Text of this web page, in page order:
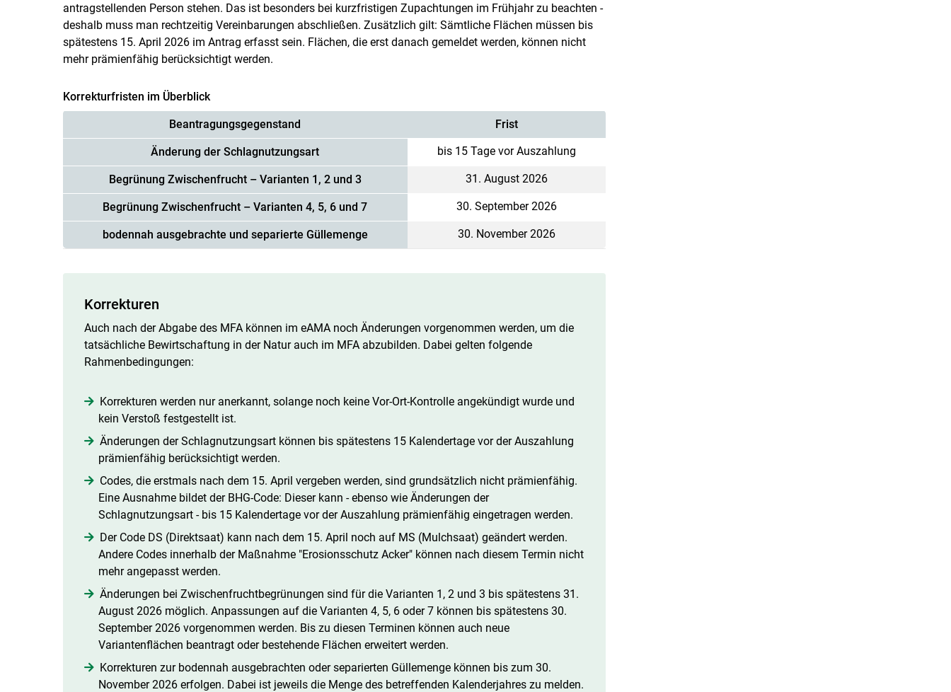
antragstellenden Person stehen. Das ist besonders bei kurzfristigen Zupachtungen im Frühjahr zu beachten -
deshalb muss man rechtzeitig Vereinbarungen abschließen. Zusätzlich gilt: Sämtliche Flächen müssen bis
spätestens 15. April 2026 im Antrag erfasst sein. Flächen, die erst danach gemeldet werden, können nicht
mehr prämienfähig berücksichtigt werden.
Korrekturfristen im Überblick
Beantragungsgegenstand Frist
Änderung der Schlagnutzungsart bis 15 Tage vor Auszahlung
Begrünung Zwischenfrucht – Varianten 1, 2 und 3 31. August 2026
Begrünung Zwischenfrucht – Varianten 4, 5, 6 und 7 30. September 2026
bodennah ausgebrachte und separierte Güllemenge 30. November 2026
Korrekturen
Auch nach der Abgabe des MFA können im eAMA noch Änderungen vorgenommen werden, um die
tatsächliche Bewirtschaftung in der Natur auch im MFA abzubilden. Dabei gelten folgende
Rahmenbedingungen:
Korrekturen werden nur anerkannt, solange noch keine Vor-Ort-Kontrolle angekündigt wurde und
kein Verstoß festgestellt ist.
Änderungen der Schlagnutzungsart können bis spätestens 15 Kalendertage vor der Auszahlung
prämienfähig berücksichtigt werden.
Codes, die erstmals nach dem 15. April vergeben werden, sind grundsätzlich nicht prämienfähig.
Eine Ausnahme bildet der BHG-Code: Dieser kann - ebenso wie Änderungen der
Schlagnutzungsart - bis 15 Kalendertage vor der Auszahlung prämienfähig eingetragen werden.
Der Code DS (Direktsaat) kann nach dem 15. April noch auf MS (Mulchsaat) geändert werden.
Andere Codes innerhalb der Maßnahme "Erosionsschutz Acker" können nach diesem Termin nicht
mehr angepasst werden.
Änderungen bei Zwischenfruchtbegrünungen sind für die Varianten 1, 2 und 3 bis spätestens 31.
August 2026 möglich. Anpassungen auf die Varianten 4, 5, 6 oder 7 können bis spätestens 30.
September 2026 vorgenommen werden. Bis zu diesen Terminen können auch neue
Variantenflächen beantragt oder bestehende Flächen erweitert werden.
Korrekturen zur bodennah ausgebrachten oder separierten Güllemenge können bis zum 30.
November 2026 erfolgen. Dabei ist jeweils die Menge des betreffenden Kalenderjahres zu melden.